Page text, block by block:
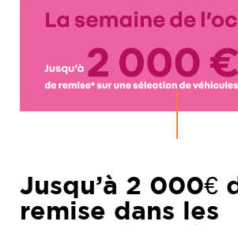
Jusqu’à 2 000€
remise dans les